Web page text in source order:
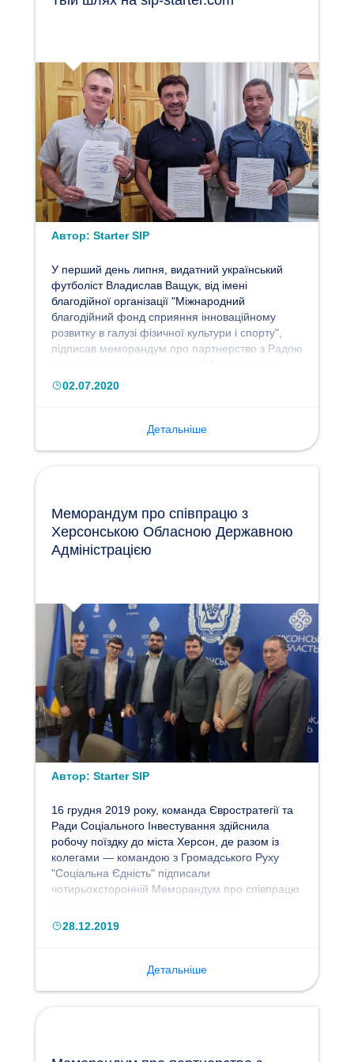
Автор: Starter SIP
У перший день липня, видатний український
футболіст Владислав Ващук, від імені
благодійної організації "Міжнародний
благодійний фонд сприяння інноваційному
розвитку в галузі фізичної культури і спорту",
підписав меморандум про партнерство з Радою
Асоціацією "Євростратегія", в особі голів
02.07.2020
Детальніше
Меморандум про співпрацю з
Херсонською Обласною Державною
Адміністрацією
Автор: Starter SIP
16 грудня 2019 року, команда Євростратегії та
Ради Соціального Інвестування здійснила
робочу поїздку до міста Херсон, де разом із
колегами — командою з Громадського Руху
"Соціальна Єдність" підписали
чотирьохсторонній Меморандум про співпрацю
адміністрацією, в особі голови Херсонської ОДА
партнерства для сприяння реформуванню та
28.12.2019
Детальніше